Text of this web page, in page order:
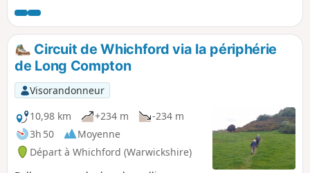
la rivière Avon, notamment le Shakespeare's Avon Way.
Circuit de Whichford via la périphérie
de Long Compton
Visorandonneur
10,98 km
+234 m
-234 m
3h 50
Moyenne
Départ à Whichford (Warwickshire)